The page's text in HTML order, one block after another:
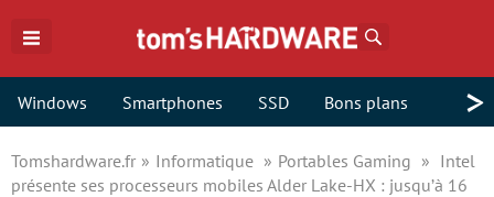
Windows Smartphones SSD Bons plans >
Tomshardware.fr Informatique Portables Gaming
Intel
présente ses processeurs mobiles Alder Lake-HX : jusqu’à 16